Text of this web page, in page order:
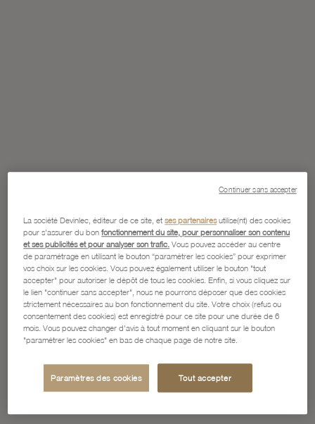
La société Devinlec, éditeur de ce site, etses partenairesutilise(nt) des cookies
pour s'assurer du bonfonctionnement du site, pour personnaliser son contenu
et ses publicités et pour analyser son trafic. Vous pouvez accéder au centre
de paramétrage en utilisant le bouton “paramétrer les cookies” pour exprimer
vos choix sur les cookies. Vous pouvez également utiliser le bouton "tout
accepter" pour autoriser le dépôt de tous les cookies. Enfin, si vous cliquez sur
le lien "continuer sans accepter", nous ne pourrons déposer que des cookies
strictement nécessaires au bon fonctionnement du site. Votre choix (refus ou
consentement des cookies) est enregistré pour ce site pour une durée de 6
mois. Vous pouvez changer d'avis à tout moment en cliquant sur le bouton
"paramétrer les cookies" en bas de chaque page de notre site.
Paramètres des cookies Tout accepter
Continuer sans accepter